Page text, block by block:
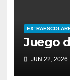
Juego
JUN 22, 2026